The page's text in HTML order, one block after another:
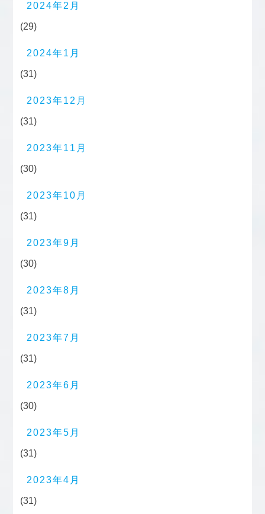
2024年2月
(29)
2024年1月
(31)
2023年12月
(31)
2023年11月
(30)
2023年10月
(31)
2023年9月
(30)
2023年8月
(31)
2023年7月
(31)
2023年6月
(30)
2023年5月
(31)
2023年4月
(31)